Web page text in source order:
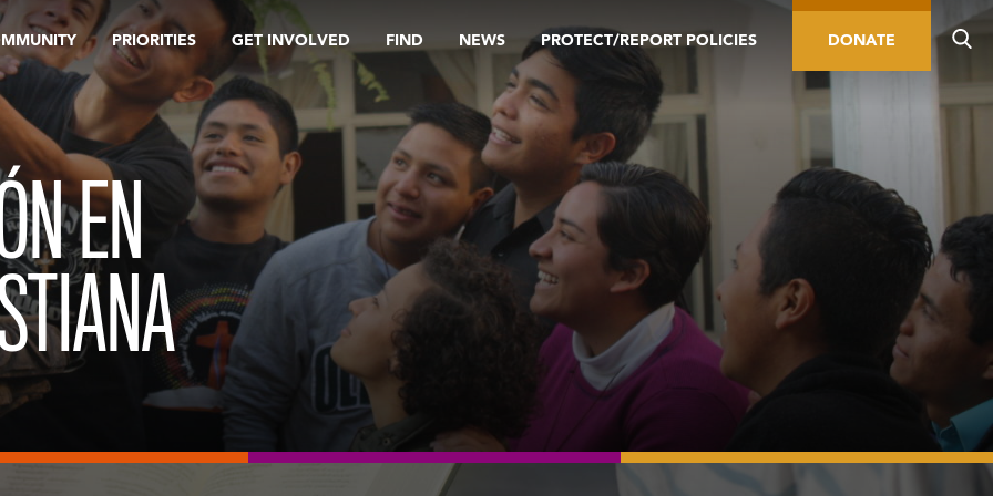
PRIORITIES GET INVOLVED FIND NEWS PROTECT/REPORT POLICIES DONATE
EN